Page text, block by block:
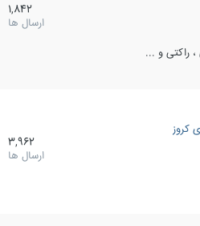
راکتی و ...
1,842
ارسال ها
کروز
3,962
ارسال ها